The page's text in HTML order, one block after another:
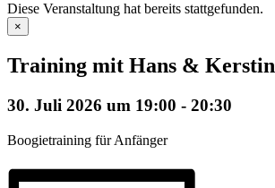
Diese Veranstaltung hat bereits stattgefunden.
×
Training mit Hans & Kerstin
30. Juli 2026 um 19:00 - 20:30
Boogietraining für Anfänger